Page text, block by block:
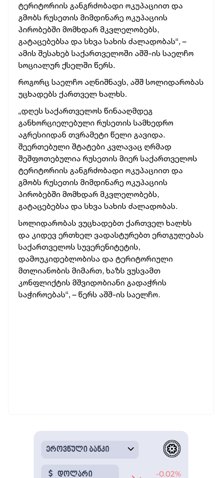
ტერიტორიის განგრძობადი ოკუპაციით და
გმობს რუსეთის მიმდინარე ოკუპაციის
პირობებში მომხდარ მკვლელობებს,
გატაცებებსა და სხვა სახის ძალადობას“, –
ამის შესახებ საქართველოში აშშ-ის საელჩო
სოციალურ ქსელში წერს.
როგორც საელჩო აღნიშნავს, აშშ სოლიდარობას
უცხადებს ქართველ ხალხს.
„დღეს საქართველოს წინააღმდეგ
განხორციელებული რუსეთის სამხედრო
აგრესიიდან თვრამეტი წელი გავიდა.
შეერთებული შტატები კვლავაც ღრმად
შეშფოთებულია რუსეთის მიერ საქართველოს
ტერიტორიის განგრძობადი ოკუპაციით და
გმობს რუსეთის მიმდინარე ოკუპაციის
პირობებში მომხდარ მკვლელობებს,
გატაცებებსა და სხვა სახის ძალადობას.
სოლიდარობას ვუცხადებთ ქართველ ხალხს
და კიდევ ერთხელ ვადასტურებთ ერთგულებას
საქართველოს სუვერენიტეტის,
დამოუკიდებლობისა და ტერიტორიული
მთლიანობის მიმართ, ხაზს ვუსვამთ
კონფლიქტის მშვიდობიანი გადაჭრის
საჭიროებას“, – წერს აშშ-ის საელჩო.